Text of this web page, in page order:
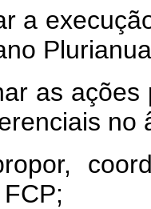
ações
no